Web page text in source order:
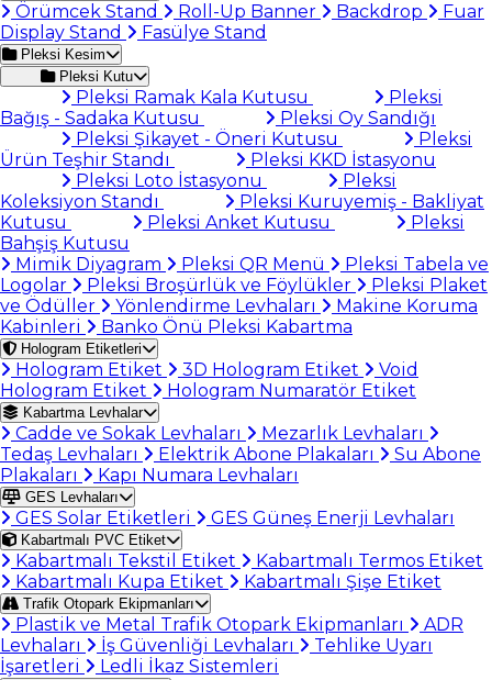
Örümcek Stand Roll-Up Banner Backdrop
Fuar
Display Stand
Fasülye Stand
Pleksi Kesim
Pleksi Kutu
Pleksi Ramak Kala Kutusu
Pleksi
Bağış - Sadaka Kutusu
Pleksi Oy Sandığı
Pleksi Şikayet - Öneri Kutusu
Pleksi
Ürün Teşhir Standı
Pleksi KKD İstasyonu
Pleksi Loto İstasyonu
Pleksi
Koleksiyon Standı
Pleksi Kuruyemiş - Bakliyat
Kutusu
Pleksi Anket Kutusu
Pleksi
Bahşiş Kutusu
Mimik Diyagram
Pleksi QR Menü
Pleksi Tabela ve
Logolar
Pleksi Broşürlük ve Föylükler
Pleksi Plaket
ve Ödüller
Yönlendirme Levhaları
Makine Koruma
Kabinleri
Banko Önü Pleksi Kabartma
Hologram Etiketleri
Hologram Etiket 3D Hologram Etiket
Void
Hologram Etiket
Hologram Numaratör Etiket
Kabartma Levhalar
Cadde ve Sokak Levhaları
Mezarlık Levhaları
Tedaş Levhaları
Elektrik Abone Plakaları
Su Abone
Plakaları
Kapı Numara Levhaları
GES Levhaları
GES Solar Etiketleri GES Güneş Enerji Levhaları
Kabartmalı PVC Etiket
Kabartmalı Tekstil Etiket
Kabartmalı Termos Etiket
Kabartmalı Kupa Etiket
Kabartmalı Şişe Etiket
Trafik Otopark Ekipmanları
Plastik ve Metal Trafik Otopark Ekipmanları
ADR
Levhaları
İş Güvenliği Levhaları
Tehlike Uyarı
İşaretleri
Ledli İkaz Sistemleri